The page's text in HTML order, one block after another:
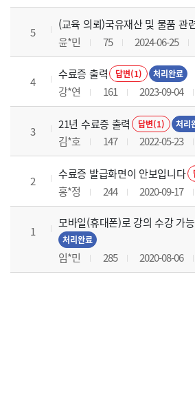
5
(교육 의뢰)국유재산 및 물품 관
윤*민 75 2024-06-25
4
수료증 출력 답변(1) 처리완료
강*연 161 2023-09-04
3
21년 수료증 출력 답변(1) 처리
김*호 147 2022-05-23
2
수료증 발급화면이 안보입니다
홍*정 244 2020-09-17
1
모바일(휴대폰)로 강의 수강 가
처리완료
임*민 285 2020-08-06